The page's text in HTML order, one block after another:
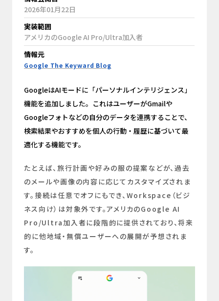
2026年01月22日
実装範囲
アメリカのGoogle AI Pro/Ultra加入者
情報元
Google The Keyward Blog
GoogleはAIモードに「パーソナルインテリジェンス」
機能を追加しました。これはユーザーがGmailや
Googleフォトなどの自分のデータを連携することで、
検索結果やおすすめを個人の行動・履歴に基づいて最
適化する機能です。
たとえば、旅行計画や好みの服の提案などが、過去
のメールや画像の内容に応じてカスタマイズされま
す。接続は任意でオフにもでき、Workspace（ビジ
ネス向け）は対象外です。アメリカのGoogle AI
Pro/Ultra加入者に段階的に提供されており、将来
的に他地域・無償ユーザーへの展開が予想されま
す。